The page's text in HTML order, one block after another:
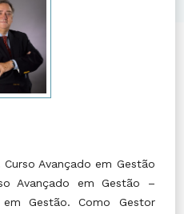
Avançado em Gestão
Avançado em Gestão –
Gestão. Como Gestor